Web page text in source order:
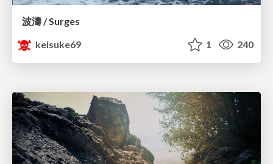
波濤 / Surges
keisuke69
1 240